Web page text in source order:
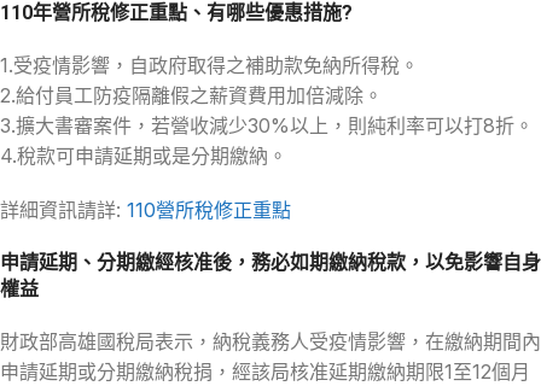
110年營所稅修正重點、有哪些優惠措施?
1.受疫情影響，自政府取得之補助款免納所得稅。
2.給付員工防疫隔離假之薪資費用加倍減除。
3.擴大書審案件，若營收減少30%以上，則純利率可以打8折。
4.稅款可申請延期或是分期繳納。
詳細資訊請詳: 110營所稅修正重點
申請延期、分期繳經核准後，務必如期繳納稅款，以免影響自身
權益
財政部高雄國稅局表示，納稅義務人受疫情影響，在繳納期間內
申請延期或分期繳納稅捐，經該局核准延期繳納期限1至12個月